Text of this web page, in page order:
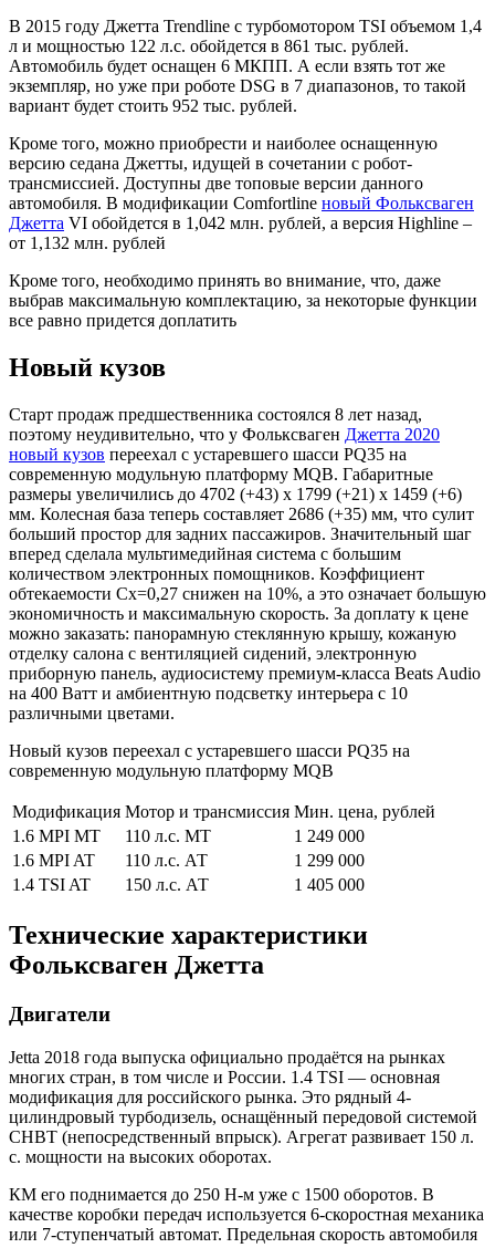
В 2015 году Джетта Trendline с турбомотором TSI объемом 1,4
л и мощностью 122 л.с. обойдется в 861 тыс. рублей.
Автомобиль будет оснащен 6 МКПП. А если взять тот же
экземпляр, но уже при роботе DSG в 7 диапазонов, то такой
вариант будет стоить 952 тыс. рублей.
Кроме того, можно приобрести и наиболее оснащенную
версию седана Джетты, идущей в сочетании с робот-
трансмиссией. Доступны две топовые версии данного
автомобиля. В модификации Comfortline новый Фольксваген
Джетта VI обойдется в 1,042 млн. рублей, а версия Highline –
от 1,132 млн. рублей
Кроме того, необходимо принять во внимание, что, даже
выбрав максимальную комплектацию, за некоторые функции
все равно придется доплатить
Новый кузов
Старт продаж предшественника состоялся 8 лет назад,
поэтому неудивительно, что у Фольксваген Джетта 2020
новый кузов переехал с устаревшего шасси PQ35 на
современную модульную платформу MQB. Габаритные
размеры увеличились до 4702 (+43) х 1799 (+21) х 1459 (+6)
мм. Колесная база теперь составляет 2686 (+35) мм, что сулит
больший простор для задних пассажиров. Значительный шаг
вперед сделала мультимедийная система с большим
количеством электронных помощников. Коэффициент
обтекаемости Сх=0,27 снижен на 10%, а это означает большую
экономичность и максимальную скорость. За доплату к цене
можно заказать: панорамную стеклянную крышу, кожаную
отделку салона с вентиляцией сидений, электронную
приборную панель, аудиосистему премиум-класса Beats Audio
на 400 Ватт и амбиентную подсветку интерьера с 10
различными цветами.
Новый кузов переехал с устаревшего шасси PQ35 на
современную модульную платформу MQB
Модификация Мотор и трансмиссия Мин. цена, рублей
1.6 MPI MT
110 л.с. МТ
1 249 000
1.6 MPI AT
110 л.с. АТ
1 299 000
1.4 TSI AT
150 л.с. АТ 1 405 000
Технические характеристики
Фольксваген Джетта
Двигатели
Jetta 2018 года выпуска официально продаётся на рынках
многих стран, в том числе и России. 1.4 TSI — основная
модификация для российского рынка. Это рядный 4-
цилиндровый турбодизель, оснащённый передовой системой
CHBT (непосредственный впрыск). Агрегат развивает 150 л.
с. мощности на высоких оборотах.
КМ его поднимается до 250 Н-м уже с 1500 оборотов. В
качестве коробки передач используется 6-скоростная механика
или 7-ступенчатый автомат. Предельная скорость автомобиля